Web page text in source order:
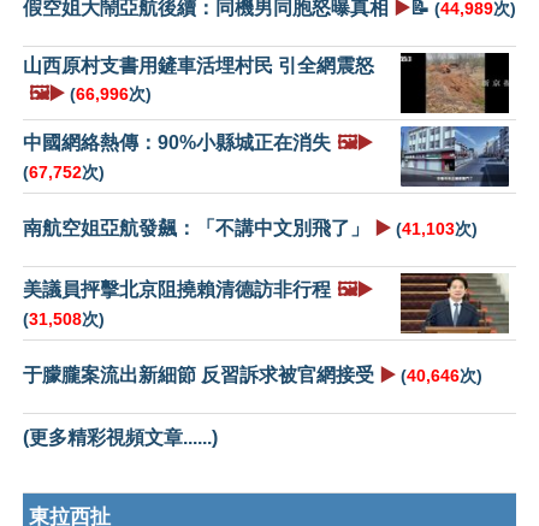
假空姐大鬧亞航後續：同機男同胞怒曝真相 ▶️📝 (44,989次)
山西原村支書用鏟車活埋村民 引全網震怒
🖼️▶️ (66,996次)
中國網絡熱傳：90%小縣城正在消失 🖼️▶️
(67,752次)
南航空姐亞航發飆：「不講中文別飛了」 ▶️ (41,103次)
美議員抨擊北京阻撓賴清德訪非行程 🖼️▶️
(31,508次)
于朦朧案流出新細節 反習訴求被官網接受 ▶️ (40,646次)
(更多精彩視頻文章......)
東拉西扯